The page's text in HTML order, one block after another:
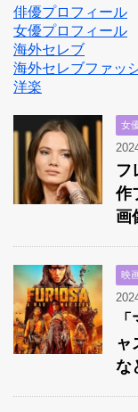
俳優プロフィール
女優プロフィール
海外セレブ
海外セレブファッ
洋楽
女
フ
作
画
映
ャ
な